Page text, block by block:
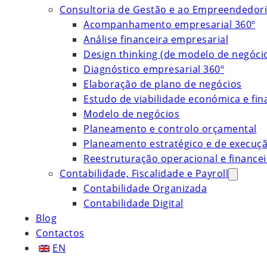
Consultoria de Gestão e ao
Acompanhamento empresarial 360º
Análise financeira empresarial
Design thinking (de modelo de
Diagnóstico empresarial 360º
Elaboração de plano de negócios
Estudo de viabilidade económica e
Modelo de negócios
Planeamento e controlo orçamental
Planeamento estratégico e de
Reestruturação operacional e
Contabilidade, Fiscalidade e Payroll
Contabilidade Organizada
Contabilidade Digital
Blog
Contactos
EN